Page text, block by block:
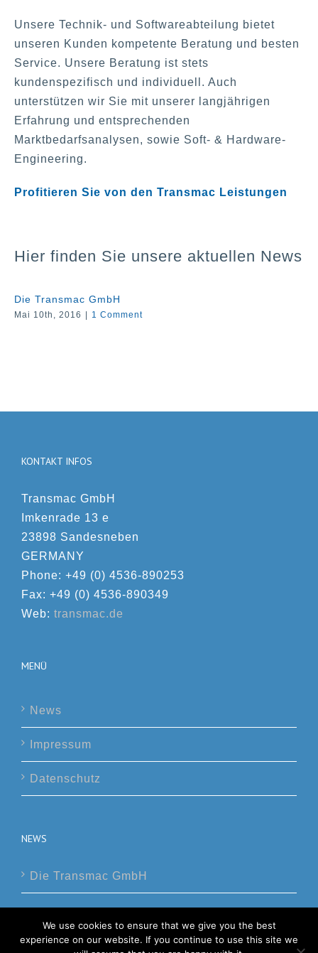
Unsere Technik- und Softwareabteilung bietet
unseren Kunden kompetente Beratung und besten
Service. Unsere Beratung ist stets
kundenspezifisch und individuell. Auch
unterstützen wir Sie mit unserer langjährigen
Erfahrung und entsprechenden
Marktbedarfsanalysen, sowie Soft- & Hardware-
Engineering.
Profitieren Sie von den Transmac Leistungen
Hier finden Sie unsere aktuellen News
Die Transmac GmbH
Mai 10th, 2016 1 Comment
KONTAKT INFOS
Transmac GmbH
Imkenrade 13 e
23898 Sandesneben
GERMANY
Phone: +49 (0) 4536-890253
Fax: +49 (0) 4536-890349
Web: transmac.de
MENÜ
News
Impressum
Datenschutz
NEWS
Die Transmac GmbH
We use cookies to ensure that we give you the best
experience on our website. If you continue to use this site we